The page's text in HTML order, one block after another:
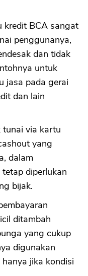
kredit BCA sangat
penggunanya,
dan tidak
untuk
jasa pada gerai
dan lain
tunai via kartu
yang
dalam
diperlukan
bijak.
ditambah
yang cukup
digunakan
jika kondisi